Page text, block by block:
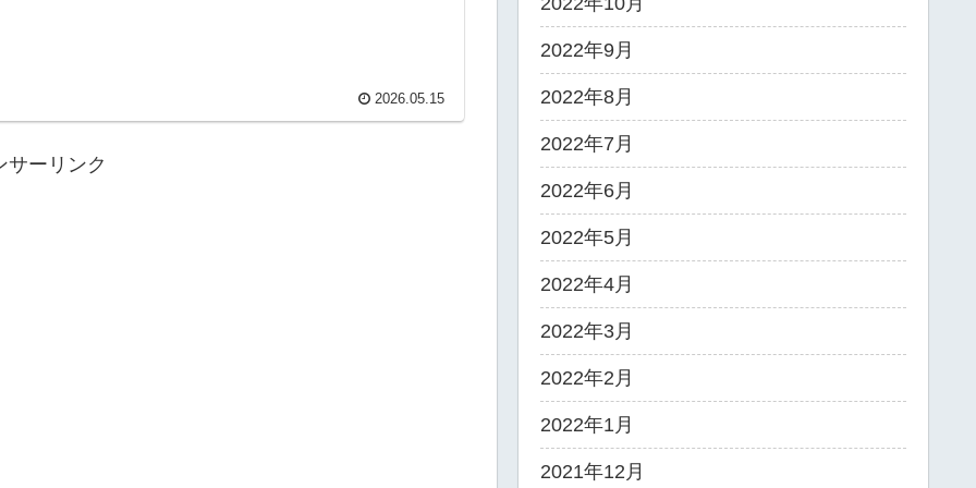
2026.05.15
サーリンク
2022年9月
2022年8月
2022年7月
2022年6月
2022年5月
2022年4月
2022年3月
2022年2月
2022年1月
2021年12月